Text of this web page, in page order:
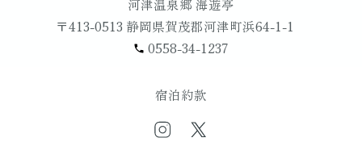
河津温泉郷 海遊亭
〒413-0513 静岡県賀茂郡河津町浜64-1-1
0558-34-1237
宿泊約款